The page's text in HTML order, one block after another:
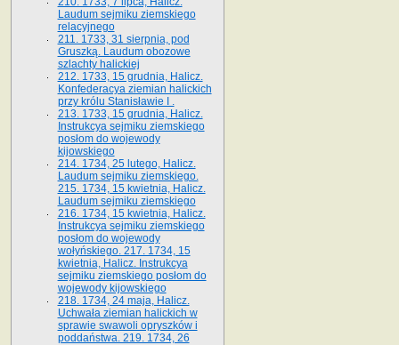
Laudum sejmiku ziemskiego
relacyjnego
211. 1733, 31 sierpnia, pod
Gruszką. Laudum obozowe
szlachty halickiej
212. 1733, 15 grudnia, Halicz.
Konfederacya ziemian halickich
przy królu Stanisławie I .
213. 1733, 15 grudnia, Halicz.
Instrukcya sejmiku ziemskiego
posłom do wojewody
kijowskiego
214. 1734, 25 lutego, Halicz.
Laudum sejmiku ziemskiego.
215. 1734, 15 kwietnia, Halicz.
Laudum sejmiku ziemskiego
216. 1734, 15 kwietnia, Halicz.
Instrukcya sejmiku ziemskiego
posłom do wojewody
wołyńskiego. 217. 1734, 15
kwietnia, Halicz. Instrukcya
sejmiku ziemskiego posłom do
wojewody kijowskiego
218. 1734, 24 maja, Halicz.
Uchwała ziemian halickich w
sprawie swawoli opryszków i
poddaństwa. 219. 1734, 26